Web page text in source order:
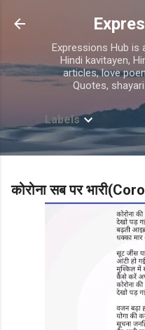
Skip to
Expressions Hub is
Hindi kavitayen,
articles, love
Quotes,
Labels
कोरोना सब पर